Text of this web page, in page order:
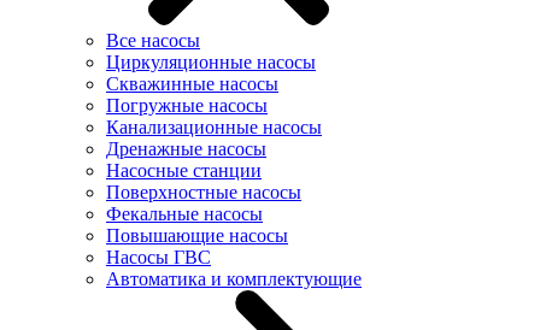
Все насосы
Циркуляционные насосы
Скважинные насосы
Погружные насосы
Канализационные насосы
Дренажные насосы
Насосные станции
Поверхностные насосы
Фекальные насосы
Повышающие насосы
Насосы ГВС
Автоматика и комплектующие